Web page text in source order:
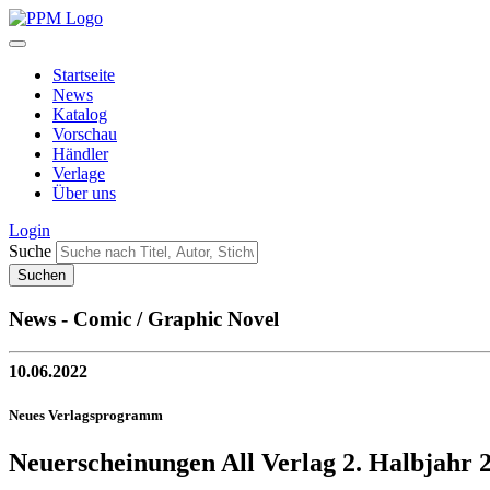
Startseite
News
Katalog
Vorschau
Händler
Verlage
Über uns
Login
Suche
News - Comic / Graphic Novel
10.06.2022
Neues Verlagsprogramm
Neuerscheinungen All Verlag 2. Halbjahr